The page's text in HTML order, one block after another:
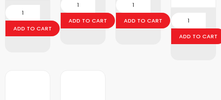
ADD TO CART
ADD TO CART ADD TO CART
ADD TO CART